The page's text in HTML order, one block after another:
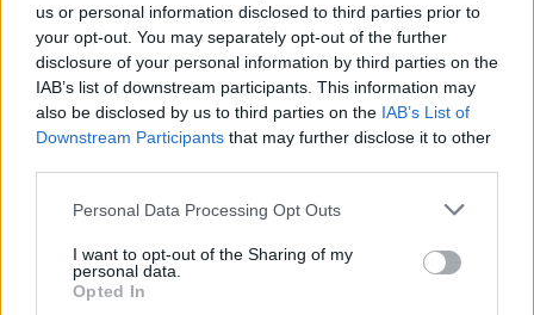
us or personal information disclosed to third parties prior to
your opt-out. You may separately opt-out of the further
disclosure of your personal information by third parties on the
IAB’s list of downstream participants. This information may
also be disclosed by us to third parties on the IAB’s List of
Downstream Participants that may further disclose it to other
Personal Data Processing Opt Outs
I want to opt-out of the Sharing of my
personal data.
Opted In
Κορώνη